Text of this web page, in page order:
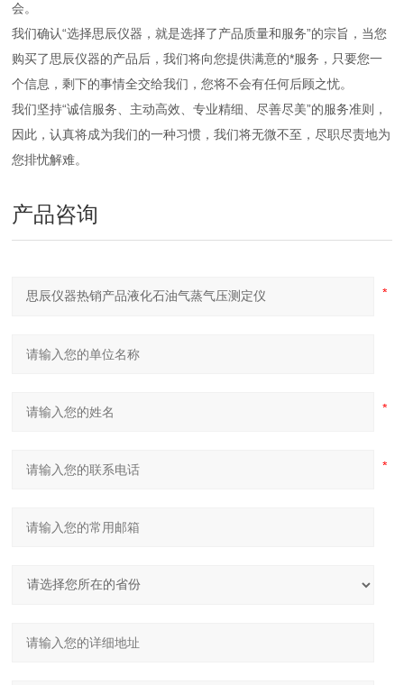
会。
我们确认“选择思辰仪器，就是选择了产品质量和服务”的宗旨，当您
购买了思辰仪器的产品后，我们将向您提供满意的*服务，只要您一
个信息，剩下的事情全交给我们，您将不会有任何后顾之忧。
我们坚持“诚信服务、主动高效、专业精细、尽善尽美”的服务准则，
因此，认真将成为我们的一种习惯，我们将无微不至，尽职尽责地为
您排忧解难。
产品咨询